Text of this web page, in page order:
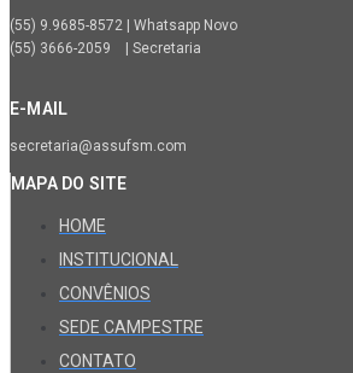
(55) 9.9685-8572 | Whatsapp Novo
(55) 3666-2059 | Secretaria
E-MAIL
secretaria@assufsm.com
MAPA DO SITE
HOME
INSTITUCIONAL
CONVÊNIOS
SEDE CAMPESTRE
CONTATO